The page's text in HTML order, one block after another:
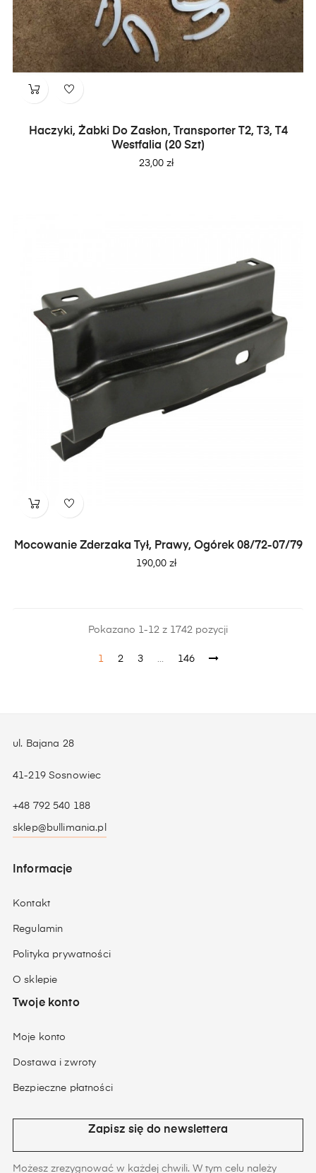
Haczyki, Żabki Do Zasłon, Transporter T2, T3, T4
Westfalia (20 Szt)
Cena
23,00 zł
Mocowanie Zderzaka Tył, Prawy, Ogórek 08/72-07/79
Cena
190,00 zł
Pokazano 1-12 z 1742 pozycji
1 2 3 146
ul. Bajana 28
41-219 Sosnowiec
+48 792 540 188
sklep@bullimania.pl
Informacje
Kontakt
Regulamin
Polityka prywatności
O sklepie
Twoje konto
Moje konto
Dostawa i zwroty
Bezpieczne płatności
Zapisz się do newslettera
Możesz zrezygnować w każdej chwili. W tym celu należy